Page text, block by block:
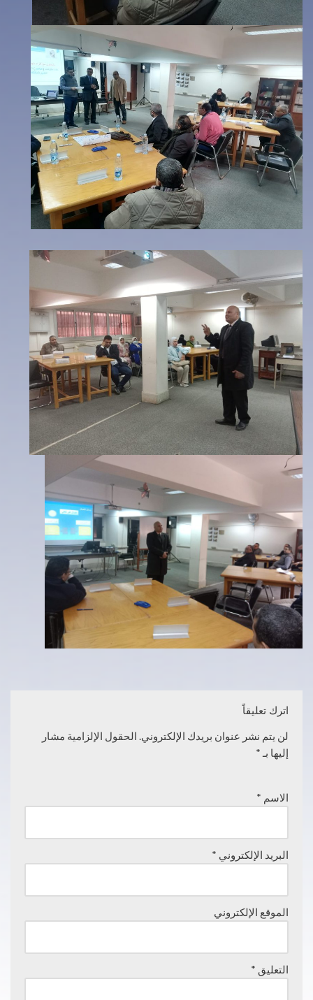
اترك تعليقاً
لن يتم نشر عنوان بريدك الإلكتروني. الحقول الإلزامية مشار
إليها بـ *
الاسم *
البريد الإلكتروني *
الموقع الإلكتروني
التعليق *